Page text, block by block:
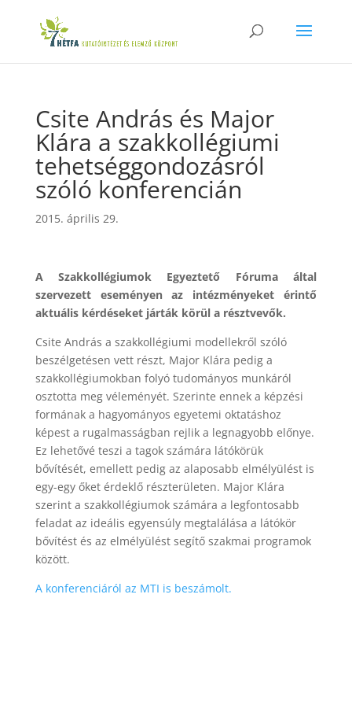
Csite András és Major
Klára a szakkollégiumi
tehetséggondozásról
szóló konferencián
2015. április 29.
A Szakkollégiumok Egyeztető Fóruma által
szervezett eseményen az intézményeket érintő
aktuális kérdéseket járták körül a résztvevők.
Csite András a szakkollégiumi modellekről szóló
beszélgetésen vett részt, Major Klára pedig a
szakkollégiumokban folyó tudományos munkáról
osztotta meg véleményét. Szerinte ennek a képzési
formának a hagyományos egyetemi oktatáshoz
képest a rugalmasságban rejlik a legnagyobb előnye.
Ez lehetővé teszi a tagok számára látókörük
bővítését, emellett pedig az alaposabb elmélyülést is
egy-egy őket érdeklő részterületen. Major Klára
szerint a szakkollégiumok számára a legfontosabb
feladat az ideális egyensúly megtalálása a látókör
bővítést és az elmélyülést segítő szakmai programok
között.
A konferenciáról az MTI is beszámolt.